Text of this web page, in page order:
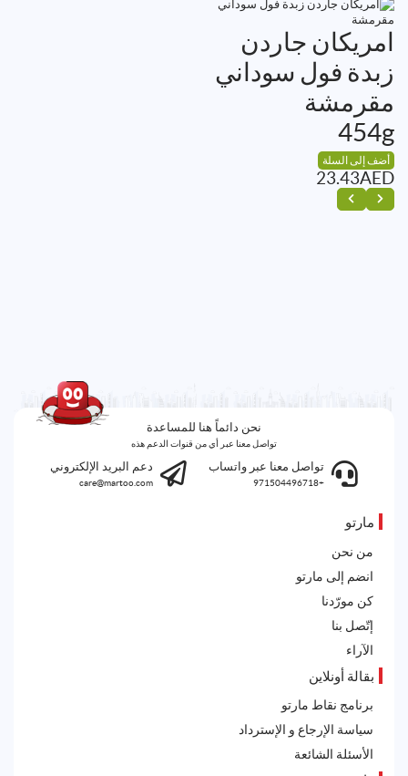
امريكان جاردن
زبدة فول سوداني
مقرمشة
454g
أضف إلى السلة
23.43AED
نحن دائماً هنا للمساعدة
تواصل معنا عبر أي من قنوات الدعم هذه
تواصل معنا عبر واتساب
+971504496718
دعم البريد الإلكتروني
care@martoo.com
مارتو
من نحن
انضم إلى مارتو
كن مورّدنا
إتّصل بنا
الآراء
بقالة أونلاين
برنامج نقاط مارتو
سياسة الإرجاع و الإسترداد
الأسئلة الشائعة